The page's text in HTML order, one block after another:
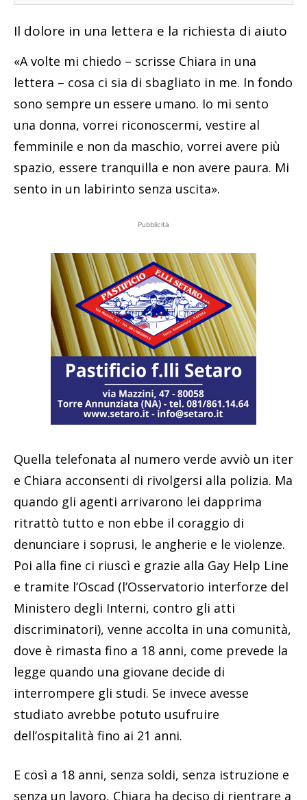
Il dolore in una lettera e la richiesta di aiuto
«A volte mi chiedo – scrisse Chiara in una
lettera – cosa ci sia di sbagliato in me. In fondo
sono sempre un essere umano. Io mi sento
una donna, vorrei riconoscermi, vestire al
femminile e non da maschio, vorrei avere più
spazio, essere tranquilla e non avere paura. Mi
sento in un labirinto senza uscita».
Pubblicità
Quella telefonata al numero verde avviò un iter
e Chiara acconsenti di rivolgersi alla polizia. Ma
quando gli agenti arrivarono lei dapprima
ritrattò tutto e non ebbe il coraggio di
denunciare i soprusi, le angherie e le violenze.
Poi alla fine ci riuscì e grazie alla Gay Help Line
e tramite l’Oscad (l’Osservatorio interforze del
Ministero degli Interni, contro gli atti
discriminatori), venne accolta in una comunità,
dove è rimasta fino a 18 anni, come prevede la
legge quando una giovane decide di
interrompere gli studi. Se invece avesse
studiato avrebbe potuto usufruire
dell’ospitalità fino ai 21 anni.
E così a 18 anni, senza soldi, senza istruzione e
senza un lavoro, Chiara ha deciso di rientrare a